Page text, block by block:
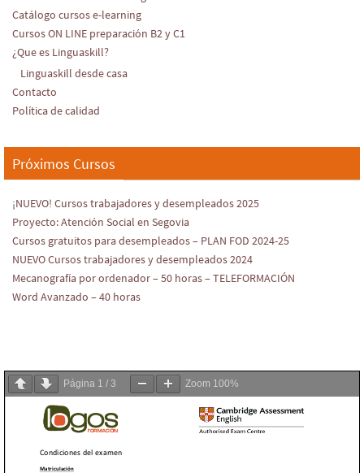
Catálogo cursos e-learning
Cursos ON LINE preparación B2 y C1
¿Que es Linguaskill?
Linguaskill desde casa
Contacto
Política de calidad
Próximos Cursos
¡NUEVO! Cursos trabajadores y desempleados 2025
Proyecto: Atención Social en Segovia
Cursos gratuitos para desempleados – PLAN FOD 2024-25
NUEVO Cursos trabajadores y desempleados 2024
Mecanografía por ordenador – 50 horas – TELEFORMACIÓN
Word Avanzado – 40 horas
Página 1 / 3 Zoom 100%